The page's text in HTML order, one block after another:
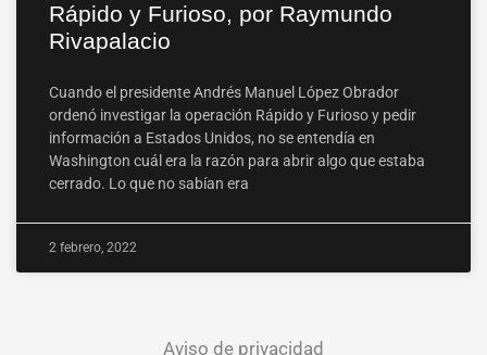
Rápido y Furioso, por Raymundo
Rivapalacio
Cuando el presidente Andrés Manuel López Obrador
ordenó investigar la operación Rápido y Furioso y pedir
información a Estados Unidos, no se entendía en
Washington cuál era la razón para abrir algo que estaba
cerrado. Lo que no sabían era
2 febrero, 2022
Aviso de privacidad